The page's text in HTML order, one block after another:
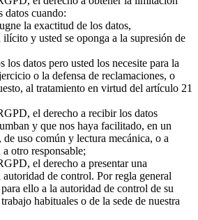
datos cuando:
la exactitud de los datos,
ilícito y usted se oponga a la supresión de
los datos pero usted los necesite para la
o la defensa de reclamaciones, o
al tratamiento en virtud del artículo 21
el derecho a recibir los datos
y que nos haya facilitado, en un
uso común y lectura mecánica, o a
otro responsable;
el derecho a presentar una
autoridad de control. Por regla general
ello a la autoridad de control de su
habituales o de la sede de nuestra